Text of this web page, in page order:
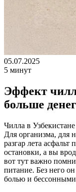
05.07.2025
5 минут
Эффект
больше
Чилла в
Для организма, для
разгар лета асфальт
остановки, а вы
вот тут важно
питание. Без него
болью и